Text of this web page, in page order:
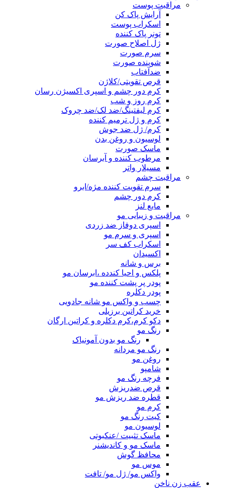
مراقبت پوست
آرایش پاک کن
اسکراب پوست
تونر پاک کننده
ژل اصلاح صورت
سرم صورت
شوینده صورت
ضدآفتاب
قرص تقویتی/کلاژن
کرم دور چشم و اسپری اکسیژن رسان
کرم روز و شب
کرم لیفتینگ/ضد لک/ضد چروک
کرم و ژل ترمیم کننده
کرم/ ژل ضد جوش
لوسیون و روغن بدن
ماسک صورت
مرطوب کننده و آبرسان
مسیلار واتر
مراقبت چشم
سرم تقویت کننده مژه/ابرو
کرم دور چشم
مایع لنز
مراقبت و زیبایی مو
اسپری دوفاز ضد زردی
اسپری و سرم مو
اسکراب کف سر
اکسیدان
برس و شانه
پلکس و احیا کندده ،ابرسان مو
پودر پر پشت کننده مو
پودر دکلره
چسب و واکس مو شانه جادویی
خرید کراتین برزیلی
دکو کرم،کرم دکلره و کراتین ارگان
رنگ مو
رنگ مو بدون آمونیاک
رنگ مو مردانه
روغن مو
شامپو
فرچه رنگ مو
قرص ضدریزش
قطره ضد ریزش مو
کرم مو
کیت رنگ مو
لوسیون مو
ماسک تثبیت /عنکبوتی
ماسک مو و کاندیشنر
محافظ گوش
موس مو
واکس مو/ ژل مو/ تافت
عقب زن ناخن